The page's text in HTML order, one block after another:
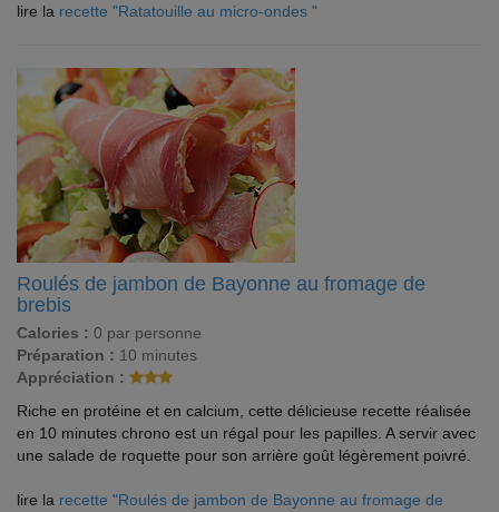
lire la recette "Ratatouille au micro-ondes "
Roulés de jambon de Bayonne au fromage de
brebis
Calories : 0 par personne
Préparation : 10 minutes
Appréciation :
Riche en protéine et en calcium, cette délicieuse recette réalisée
en 10 minutes chrono est un régal pour les papilles. A servir avec
une salade de roquette pour son arrière goût légèrement poivré.
lire la recette "Roulés de jambon de Bayonne au fromage de